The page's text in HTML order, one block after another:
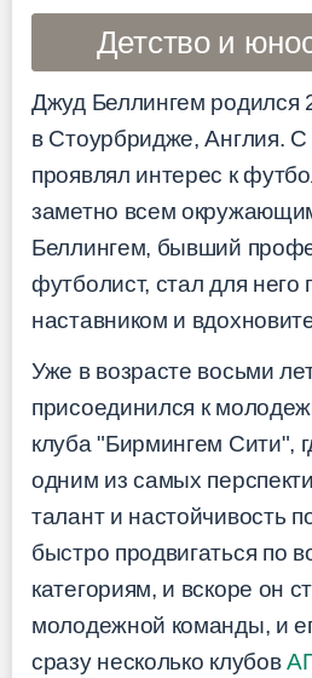
Детство и
Джуд Беллингем родился
в Стоурбридже, Англия. С
проявлял интерес к
заметно всем
Беллингем, бывший
футболист, стал для него
наставником и
Уже в возрасте восьми
присоединился к
клуба "Бирмингем Сити",
одним из самых
талант и настойчивость
быстро продвигаться по
категориям, и вскоре он
молодежной команды, и
сразу несколько клубов